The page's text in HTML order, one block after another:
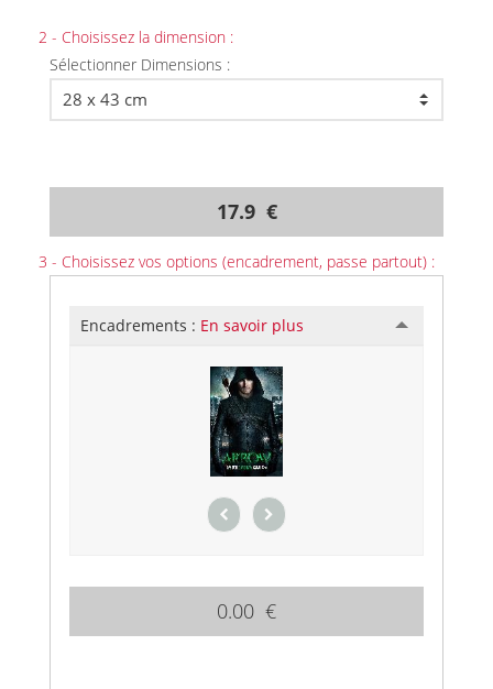
2 - Choisissez la dimension :
Sélectionner Dimensions :
17.9 €
3 - Choisissez vos options (encadrement, passe partout) :
Encadrements : En savoir plus
0.00 €